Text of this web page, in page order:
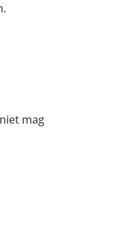
mag